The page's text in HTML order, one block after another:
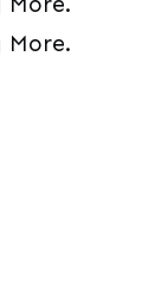
More.